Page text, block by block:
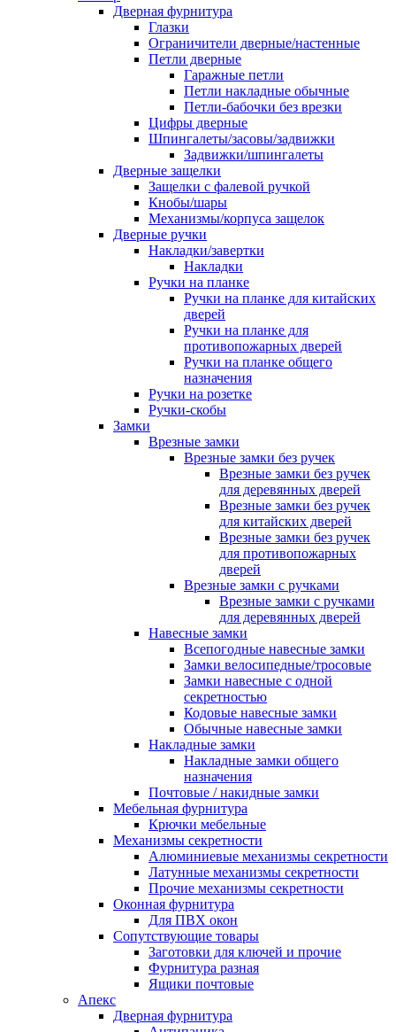
Дверная фурнитура
Глазки
Ограничители дверные/настенные
Петли дверные
Гаражные петли
Петли накладные обычные
Петли-бабочки без врезки
Цифры дверные
Шпингалеты/засовы/задвижки
Задвижки/шпингалеты
Дверные защелки
Защелки с фалевой ручкой
Кнобы/шары
Механизмы/корпуса защелок
Дверные ручки
Накладки/завертки
Накладки
Ручки на планке
Ручки на планке для китайских
дверей
Ручки на планке для
противопожарных дверей
Ручки на планке общего
назначения
Ручки на розетке
Ручки-скобы
Замки
Врезные замки
Врезные замки без ручек
Врезные замки без ручек
для деревянных дверей
Врезные замки без ручек
для китайских дверей
Врезные замки без ручек
для противопожарных
дверей
Врезные замки с ручками
Врезные замки с ручками
для деревянных дверей
Навесные замки
Всепогодные навесные замки
Замки велосипедные/тросовые
Замки навесные с одной
секретностью
Кодовые навесные замки
Обычные навесные замки
Накладные замки
Накладные замки общего
назначения
Почтовые / накидные замки
Мебельная фурнитура
Крючки мебельные
Механизмы секретности
Алюминиевые механизмы секретности
Латунные механизмы секретности
Прочие механизмы секретности
Оконная фурнитура
Для ПВХ окон
Сопутствующие товары
Заготовки для ключей и прочие
Фурнитура разная
Ящики почтовые
Апекс
Дверная фурнитура